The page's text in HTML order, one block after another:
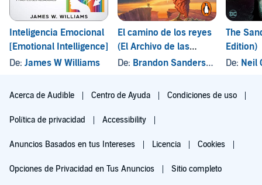
Inteligencia Emocional
[Emotional Intelligence]
De: James W Williams
El camino de los reyes
(El Archivo de las
Tormentas 1)
De: Brandon Sanderson , y otros
The
Edition)
De: Neil
Acerca de Audible Centro de Ayuda Condiciones de uso
Política de privacidad Accessibility
Anuncios Basados en tus Intereses Licencia Cookies
Opciones de Privacidad en Tus Anuncios Sitio completo